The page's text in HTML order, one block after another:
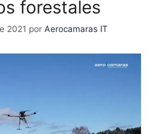
forestales
2021 por Aerocamaras IT